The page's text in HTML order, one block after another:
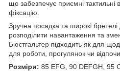
що забезпечує приємні тактильні
фіксацію.
Зручна посадка та широкі
розподілити навантаження та
Бюстгальтер підходить як для
для роботи, прогулянок чи
Розміри: 85 EFG, 90 DEFGH, 95